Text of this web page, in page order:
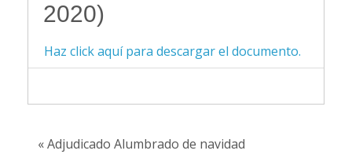
2020)
Haz click aquí para descargar el documento.
« Adjudicado Alumbrado de navidad